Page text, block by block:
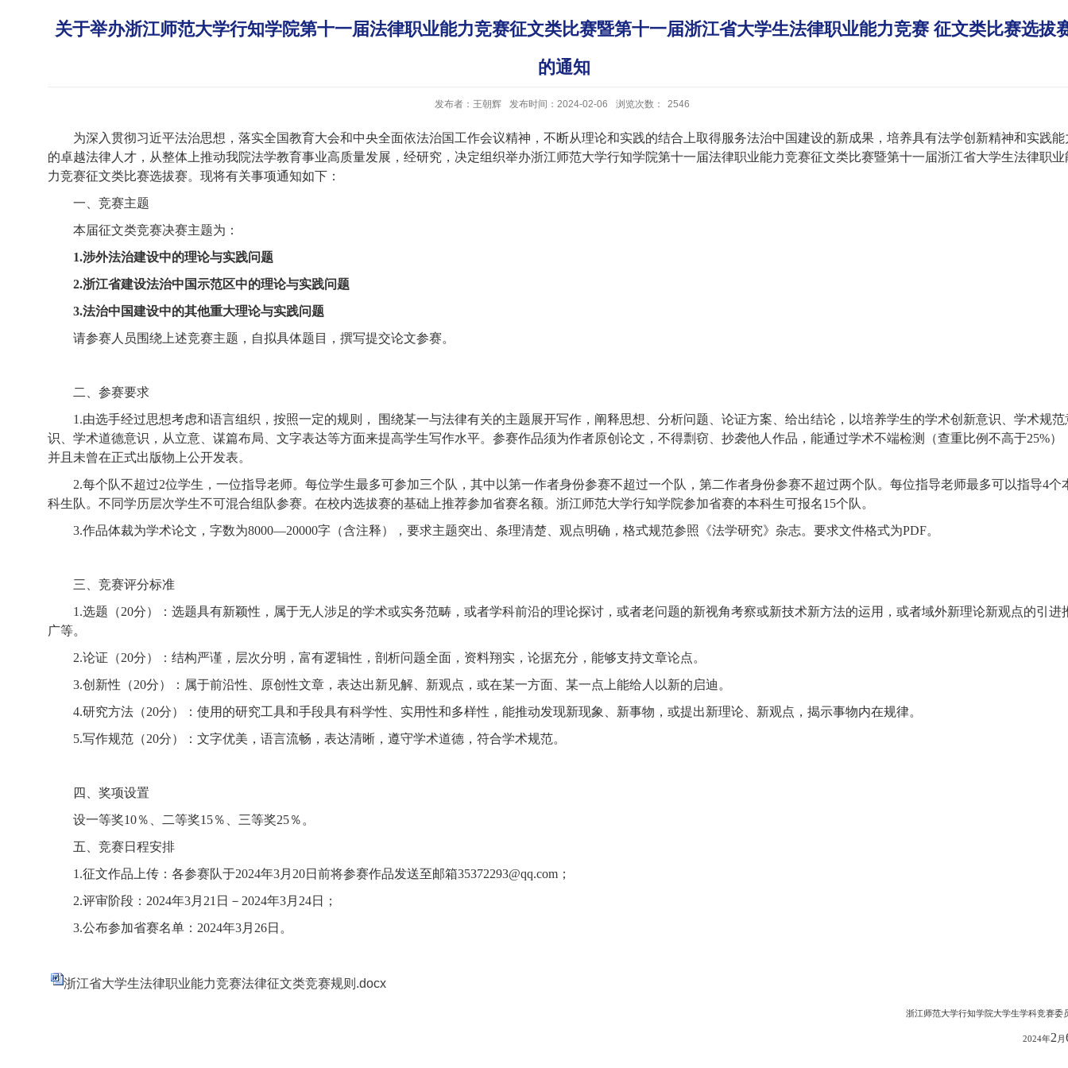
关于举办浙江师范大学行知学院第十一届法律职业能力竞赛征文类比赛暨第十一届浙江省大学生法律职业能力竞赛 征文类比赛选拔
的通知
发布者：王朝辉 发布时间：2024-02-06 浏览次数： 2546
为深入贯彻习近平法治思想，落实全国教育大会和中央全面依法治国工作会议精神，不断从理论和实践的结合上取得服务法治中国建设的新成果，培养具有法学创新精神和实践能
的卓越法律人才，从整体上推动我院法学教育事业高质量发展，经研究，决定组织举办浙江师范大学行知学院第十一届法律职业能力竞赛征文类比赛暨第十一届浙江省大学生法律职业
力竞赛征文类比赛选拔赛。现将有关事项通知如下：
一、竞赛主题
本届征文类竞赛决赛主题为：
1.涉外法治建设中的理论与实践问题
2.浙江省建设法治中国示范区中的理论与实践问题
3.法治中国建设中的其他重大理论与实践问题
请参赛人员围绕上述竞赛主题，自拟具体题目，撰写提交论文参赛。
二、参赛要求
1.由选手经过思想考虑和语言组织，按照一定的规则， 围绕某一与法律有关的主题展开写作，阐释思想、分析问题、论证方案、给出结论，以培养学生的学术创新意识、学术规范
识、学术道德意识，从立意、谋篇布局、文字表达等方面来提高学生写作水平。参赛作品须为作者原创论文，不得剽窃、抄袭他人作品，能通过学术不端检测（查重比例不高于25%）
并且未曾在正式出版物上公开发表。
2.每个队不超过2位学生，一位指导老师。每位学生最多可参加三个队，其中以第一作者身份参赛不超过一个队，第二作者身份参赛不超过两个队。每位指导老师最多可以指导4个
科生队。不同学历层次学生不可混合组队参赛。在校内选拔赛的基础上推荐参加省赛名额。浙江师范大学行知学院参加省赛的本科生可报名15个队。
3.作品体裁为学术论文，字数为8000—20000字（含注释），要求主题突出、条理清楚、观点明确，格式规范参照《法学研究》杂志。要求文件格式为PDF。
三、竞赛评分标准
1.选题（20分）：选题具有新颖性，属于无人涉足的学术或实务范畴，或者学科前沿的理论探讨，或者老问题的新视角考察或新技术新方法的运用，或者域外新理论新观点的引进
广等。
2.论证（20分）：结构严谨，层次分明，富有逻辑性，剖析问题全面，资料翔实，论据充分，能够支持文章论点。
3.创新性（20分）：属于前沿性、原创性文章，表达出新见解、新观点，或在某一方面、某一点上能给人以新的启迪。
4.研究方法（20分）：使用的研究工具和手段具有科学性、实用性和多样性，能推动发现新现象、新事物，或提出新理论、新观点，揭示事物内在规律。
5.写作规范（20分）：文字优美，语言流畅，表达清晰，遵守学术道德，符合学术规范。
四、奖项设置
设一等奖10％、二等奖15％、三等奖25％。
五、竞赛日程安排
1.征文作品上传：各参赛队于2024年3月 20日前将参赛作品发送至邮箱35372293@qq.com ；
2.评审阶段： 2024年3月 21 日－ 2024年3月 24日；
3.公布参加省赛名单： 2024年3月 26日。
浙江省大学生法律职业能力竞赛法律征文类竞赛规则.docx
浙江师范大学行知学院大学生学科竞赛委
2024年2 月